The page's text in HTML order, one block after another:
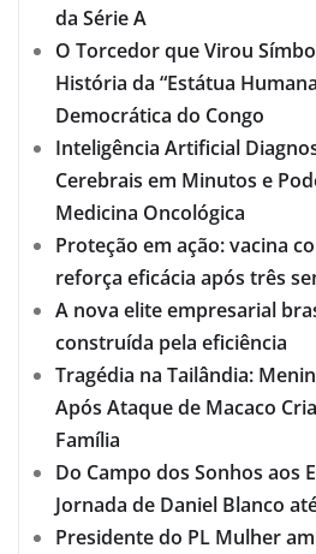
da Série A
O Torcedor que Virou
História da “Estátua
Democrática do Congo
Inteligência Artificial
Cerebrais em Minutos e
Medicina Oncológica
Proteção em ação: vacina
reforça eficácia após três
A nova elite empresarial
construída pela eficiência
Tragédia na Tailândia:
Após Ataque de Macaco
Família
Do Campo dos Sonhos aos
Jornada de Daniel Blanco
Presidente do PL Mulher